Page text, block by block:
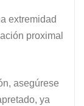
extremidad
proximal
asegúrese
ya